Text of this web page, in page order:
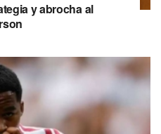
y abrocha al